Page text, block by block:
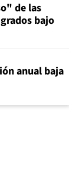
de las
bajo
anual baja